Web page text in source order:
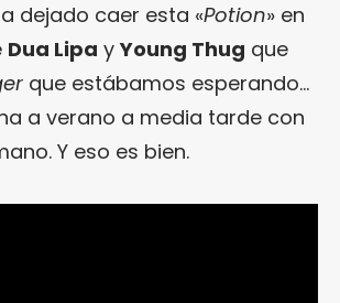
dejado caer esta «Potion» en
Dua Lipa yYoung Thug que
que estábamos esperando…
a verano a media tarde con
Y eso es bien.